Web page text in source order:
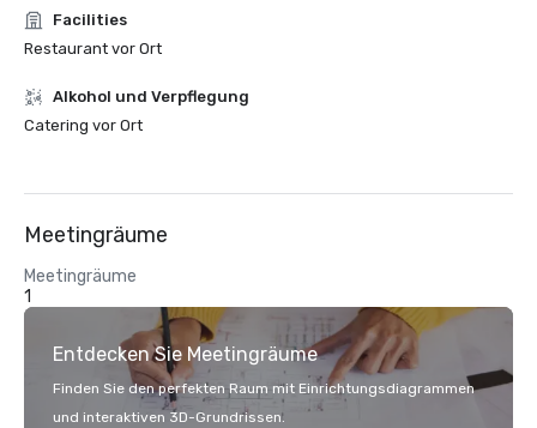
Facilities
Restaurant vor Ort
‪Alkohol‬ und Verpflegung
Catering vor Ort
Meetingräume
Meetingräume
1
Entdecken Sie Meetingräume
Finden Sie den perfekten Raum mit Einrichtungsdiagrammen
und interaktiven 3D-Grundrissen.